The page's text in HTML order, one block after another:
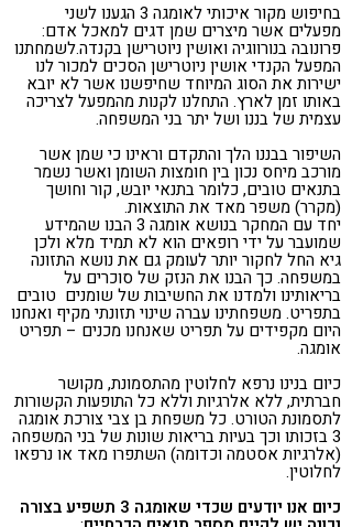
בחיפוש מקור איכותי לאומגה 3 הגענו לשני
מפעלים אשר מיצרים שמן דגים למאכל אדם:
פרונובה בנורווגיה ואושין ניוטרישן בקנדה.לשמחתנו
המפעל הקנדי אושין ניוטרישן הסכים למכור לנו
ישירות את הסוג המיוחד שחיפשנו אשר לא יובא
באותו זמן לארץ. התחלנו לקנות מהמפעל לצריכה
עצמית של בננו ושל יתר בני המשפחה.
השיפור בבננו הלך והתקדם וראינו כי שמן אשר
מורכב מיחס נכון בין חומצות השומן ואשר נשמר
בתנאים טובים, כלומר בתנאי יובש, קור וחושך
(מקרר) משפר מאד את התוצאות.
יחד עם המחקר בנושא אומגה 3 הבנו שהמידע
שמועבר על ידי רופאים הוא לא תמיד מלא ולכן
גיא החל לחקור יותר לעומק גם את נושא התזונה
במשפחה. כך הבנו את הנזק של סוכרים על
בריאותינו ולמדנו את החשיבות של שומנים טובים
בתפריט. משפחתינו עברה שינוי תזונתי מקיף ואנחנו
היום מקפידים על תפריט שאנחנו מכנים – תפריט
אומגה.
כיום בנינו נרפא לחלוטין מהתסמונת, מקושר
חברתית, ללא אלרגיות וללא כל התופעות הקשורות
לתסמונת הטורט. כל משפחת בן צבי צורכת אומגה
3 בזכותו וכך בעיות בריאות שונות של בני המשפחה
(אלרגיות אסטמה וכדומה) השתפרו מאד או נרפאו
לחלוטין.
כיום אנו יודעים שכדי שאומגה 3 תשפיע בצורה